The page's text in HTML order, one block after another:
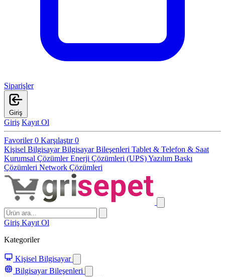
Siparişler
Giriş
Giriş Kayıt Ol
Favoriler0 Karşılaştır0
Kişisel BilgisayarBilgisayar Bileşenleri Tablet & Telefon & Saat
Kurumsal ÇözümlerEnerji Çözümleri (UPS)Yazılım Baskı
Çözümleri Network Çözümleri
Giriş Kayıt Ol
Kategoriler
Kişisel Bilgisayar
Bilgisayar Bileşenleri